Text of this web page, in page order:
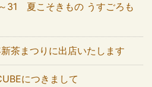
31 夏こそきもの うすごろも
茶まつりに出店いたします
につきまして